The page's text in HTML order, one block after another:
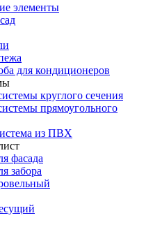
элементы
для кондиционеров
круглого сечения
прямоугольного
из ПВХ
фасада
забора